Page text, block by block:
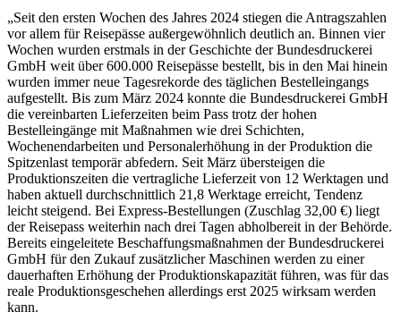
„Seit den ersten Wochen des Jahres 2024 stiegen die Antragszahlen
vor allem für Reisepässe außergewöhnlich deutlich an. Binnen vier
Wochen wurden erstmals in der Geschichte der Bundesdruckerei
GmbH weit über 600.000 Reisepässe bestellt, bis in den Mai hinein
wurden immer neue Tagesrekorde des täglichen Bestelleingangs
aufgestellt. Bis zum März 2024 konnte die Bundesdruckerei GmbH
die vereinbarten Lieferzeiten beim Pass trotz der hohen
Bestelleingänge mit Maßnahmen wie drei Schichten,
Wochenendarbeiten und Personalerhöhung in der Produktion die
Spitzenlast temporär abfedern. Seit März übersteigen die
Produktionszeiten die vertragliche Lieferzeit von 12 Werktagen und
haben aktuell durchschnittlich 21,8 Werktage erreicht, Tendenz
leicht steigend. Bei Express-Bestellungen (Zuschlag 32,00 €) liegt
der Reisepass weiterhin nach drei Tagen abholbereit in der Behörde.
Bereits eingeleitete Beschaffungsmaßnahmen der Bundesdruckerei
GmbH für den Zukauf zusätzlicher Maschinen werden zu einer
dauerhaften Erhöhung der Produktionskapazität führen, was für das
reale Produktionsgeschehen allerdings erst 2025 wirksam werden
kann.